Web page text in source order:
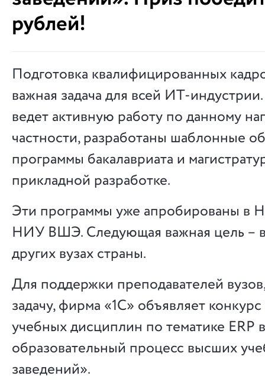
рублей!
Подготовка квалифицированных
важная задача для всей ИТ-
ведет активную работу по данному
частности, разработаны шаблонные
программы бакалавриата и
прикладной разработке.
Эти программы уже апробированы
НИУ ВШЭ. Следующая важная цель –
других вузах страны.
Для поддержки преподавателей
задачу, фирма «1С» объявляет
учебных дисциплин по тематике ERP в
образовательный процесс высших
заведений».